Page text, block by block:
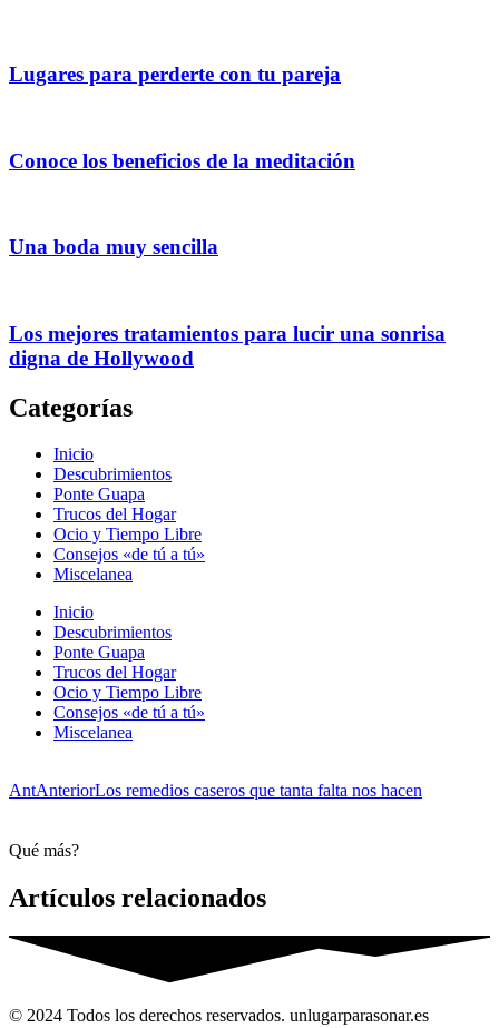
Lugares para perderte con tu pareja
Conoce los beneficios de la meditación
Una boda muy sencilla
Los mejores tratamientos para lucir una sonrisa
digna de Hollywood
Categorías
Inicio
Descubrimientos
Ponte Guapa
Trucos del Hogar
Ocio y Tiempo Libre
Consejos «de tú a tú»
Miscelanea
Inicio
Descubrimientos
Ponte Guapa
Trucos del Hogar
Ocio y Tiempo Libre
Consejos «de tú a tú»
Miscelanea
AntAnteriorLos remedios caseros que tanta falta nos hacen
Qué más?
Artículos relacionados
© 2024 Todos los derechos reservados. unlugarparasonar.es